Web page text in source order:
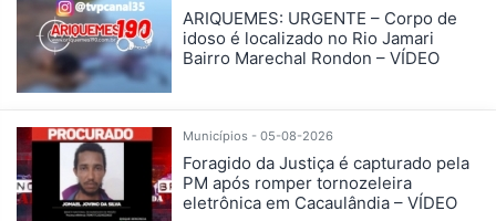
ARIQUEMES: URGENTE – Corpo de
idoso é localizado no Rio Jamari
Bairro Marechal Rondon – VÍDEO
Municípios - 05-08-2026
Foragido da Justiça é capturado pela
PM após romper tornozeleira
eletrônica em Cacaulândia – VÍDEO